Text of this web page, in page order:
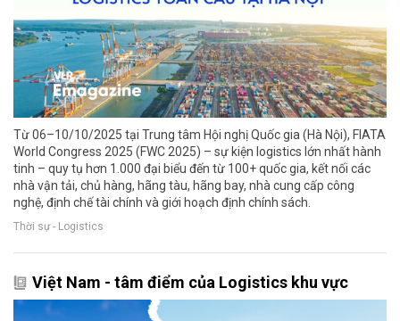
Từ 06–10/10/2025 tại Trung tâm Hội nghị Quốc gia (Hà Nội), FIATA
World Congress 2025 (FWC 2025) – sự kiện logistics lớn nhất hành
tinh – quy tụ hơn 1.000 đại biểu đến từ 100+ quốc gia, kết nối các
nhà vận tải, chủ hàng, hãng tàu, hãng bay, nhà cung cấp công
nghệ, định chế tài chính và giới hoạch định chính sách.
Thời sự - Logistics
Việt Nam - tâm điểm của Logistics khu vực